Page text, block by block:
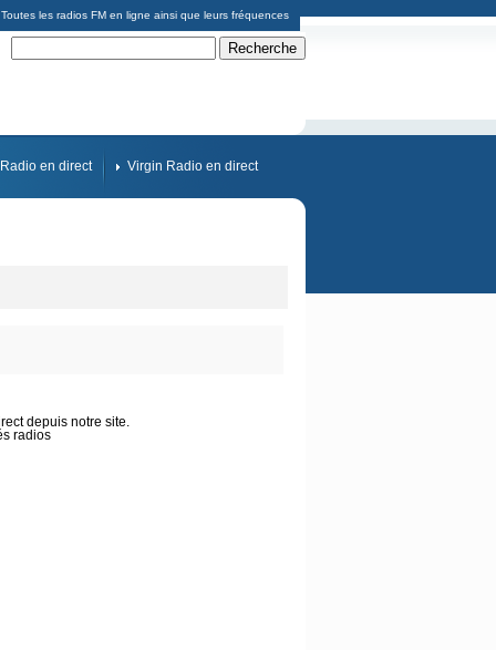
Toutes les radios FM en ligne ainsi que leurs fréquences
en direct Virgin Radio en direct
depuis notre site.
radios